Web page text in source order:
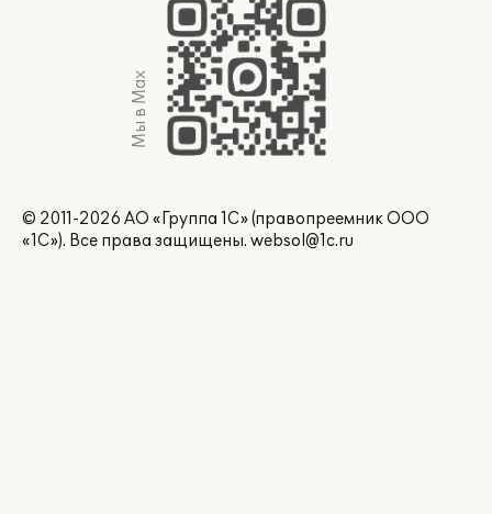
Мы в Max
© 2011-2026 АО «Группа 1С» (правопреемник ООО
«1С»). Все права защищены. websol@1c.ru